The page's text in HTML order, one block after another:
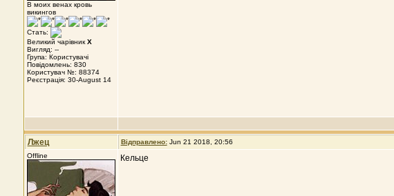
В моих венах кровь
викингов
Стать:
Великий чарівник X
Вигляд: --
Група: Користувачі
Повідомлень: 830
Користувач №: 88374
Реєстрація: 30-August 14
Лжец Відправлено: Jun 21 2018, 20:56
Offline
Кельце